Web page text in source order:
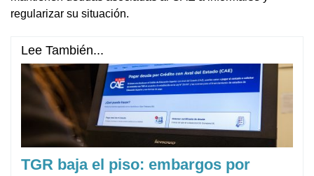
regularizar su situación.
Lee También...
TGR baja el piso: embargos por